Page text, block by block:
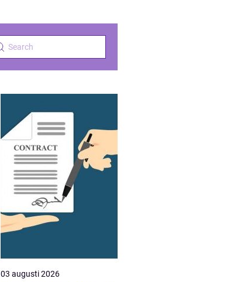
03 augusti 2026